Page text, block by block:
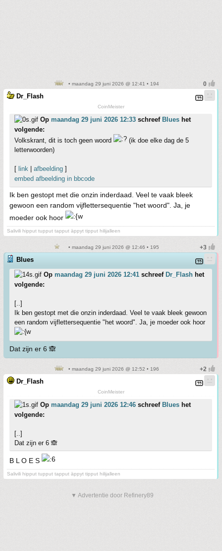
• maandag 29 juni 2026 @ 12:41 • 194
Dr_Flash
CoinMeister
Op maandag 29 juni 2026 12:33 schreef Blues het
volgende:
Volkskrant, dit is toch geen woord
(ik doe elke dag de 5
letterwoorden)
[ link | afbeelding ]
embed afbeelding in bbcode
Ik ben gestopt met die onzin inderdaad. Veel te vaak bleek
gewoon een random vijflettersequentie "het woord". Ja, je
moeder ook hoor
Salivili hipput tupput tapput äppyt tipput hilijalleen
• maandag 29 juni 2026 @ 12:46 • 195
Blues
Op maandag 29 juni 2026 12:41 schreef Dr_Flash het
volgende:
[..]
Ik ben gestopt met die onzin inderdaad. Veel te vaak bleek gewoon
een random vijflettersequentie "het woord". Ja, je moeder ook hoor
Dat zijn er 6 🙈
• maandag 29 juni 2026 @ 12:52 • 196
Dr_Flash
CoinMeister
Op maandag 29 juni 2026 12:46 schreef Blues het
volgende:
[..]
Dat zijn er 6 🙈
B L O E S
Salivili hipput tupput tapput äppyt tipput hilijalleen
▼ Advertentie door Refinery89